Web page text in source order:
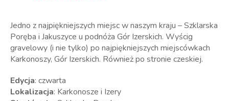
Jedno z najpiękniejszych miejsc w naszym kraju – Szklarska
Poręba i Jakuszyce u podnóża Gór Izerskich. Wyścig
gravelowy (i nie tylko) po najpiękniejszych miejscówkach
Karkonoszy, Gór Izerskich. Również po stronie czeskiej.
Edycja: czwarta
Lokalizacja: Karkonosze i Izery